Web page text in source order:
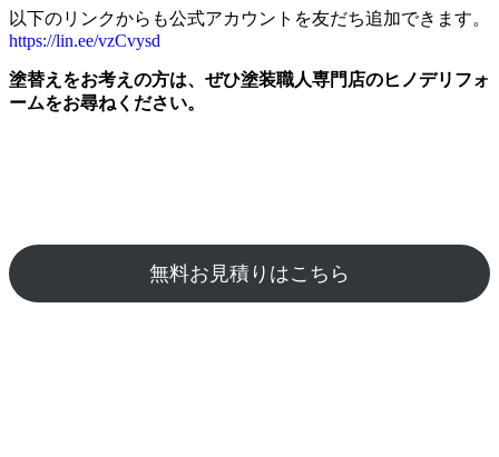
以下のリンクからも公式アカウントを友だち追加できます。
https://lin.ee/vzCvysd
塗替えをお考えの方は、ぜひ塗装職人専門店のヒノデリフォ
ームをお尋ねください。
無料お見積りはこちら